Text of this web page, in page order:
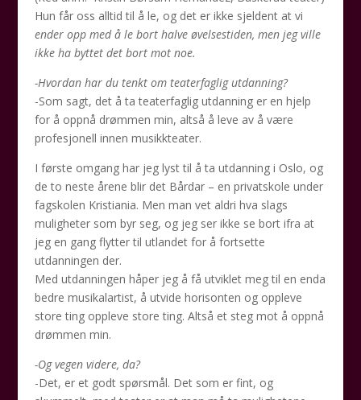
Hun får oss alltid til å le, og det er ikke sjeldent at vi
ender opp med å le bort halve øvelsestiden, men jeg ville
ikke ha byttet det bort mot noe.
-Hvordan har du tenkt om teaterfaglig utdanning?
-Som sagt, det å ta teaterfaglig utdanning er en hjelp
for å oppnå drømmen min, altså å leve av å være
profesjonell innen musikkteater.
I første omgang har jeg lyst til å ta utdanning i Oslo, og
de to neste årene blir det Bårdar – en privatskole under
fagskolen Kristiania. Men man vet aldri hva slags
muligheter som byr seg, og jeg ser ikke se bort ifra at
jeg en gang flytter til utlandet for å fortsette
utdanningen der.
Med utdanningen håper jeg å få utviklet meg til en enda
bedre musikalartist, å utvide horisonten og oppleve
store ting oppleve store ting. Altså et steg mot å oppnå
drømmen min.
-Og vegen videre, da?
-Det, er et godt spørsmål. Det som er fint, og